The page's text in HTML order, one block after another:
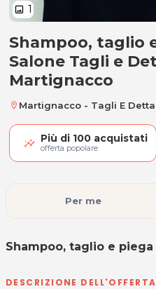
image 1
Shampoo,
Shampoo, taglio
Salone Tagli e
Martignacco
location_on Martignacco - Tagli E
Più di 100 acquistati
offerta popolare
Shampoo, taglio e
Per me
DESCRIZIONE DELL'OFFERTA